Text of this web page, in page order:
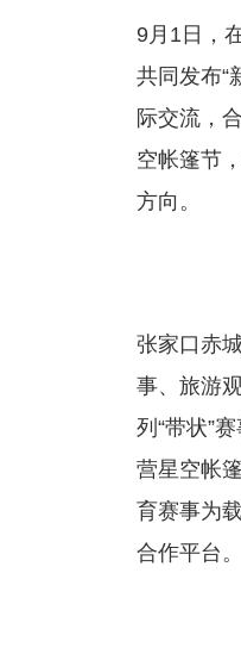
9月1日，
共同发布“
际交流，
空帐篷节
方向。
张家口赤
事、旅游
列“带状”
营星空帐
育赛事为
合作平台。